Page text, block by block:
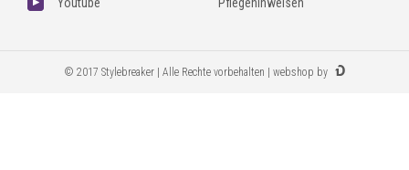
© 2017 Stylebreaker | Alle Rechte vorbehalten | webshop by